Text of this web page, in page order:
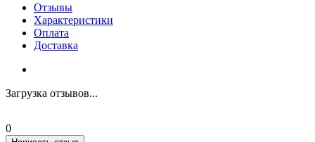
Отзывы
Характеристики
Оплата
Доставка
Загрузка отзывов...
0